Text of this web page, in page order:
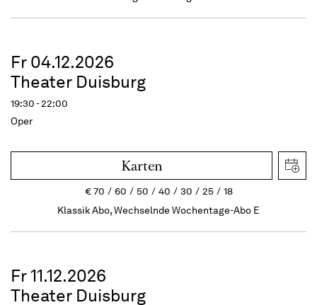
Fr 04.12.2026
Theater Duisburg
19:30 - 22:00
Oper
Karten
€70 60 50 40 30 25
18
Klassik Abo, Wechselnde Wochentage-Abo E
Fr 11.12.2026
Theater Duisburg